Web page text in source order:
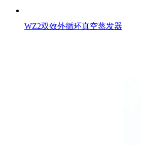
WZ2双效外循环真空蒸发器